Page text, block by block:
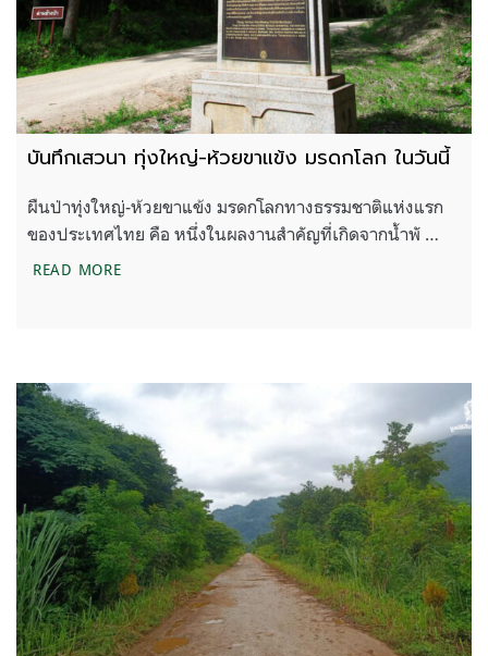
บันทึกเสวนา ทุ่งใหญ่-ห้วยขาแข้ง มรดกโลก ในวันนี้
ผืนป่าทุ่งใหญ่-ห้วยขาแข้ง มรดกโลกทางธรรมชาติแห่งแรก
ของประเทศไทย คือ หนึ่งในผลงานสำคัญที่เกิดจากน้ำพั …
READ MOREบันทึกเสวนา ทุ่งใหญ่-ห้วยขาแข้ง มรดกโลก ในวันนี้